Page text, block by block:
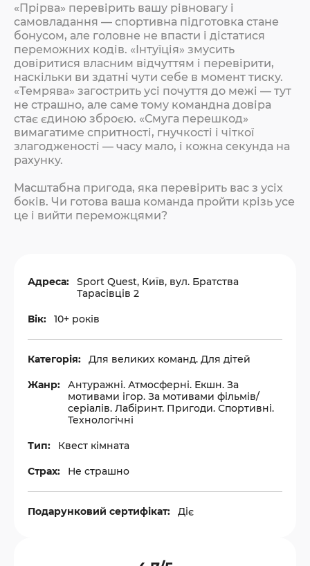
«Прірва» перевірить вашу рівновагу і
самовладання — спортивна підготовка стане
бонусом, але головне не впасти і дістатися
переможних кодів. «Інтуїція» змусить
довіритися власним відчуттям і перевірити,
наскільки ви здатні чути себе в момент тиску.
«Темрява» загострить усі почуття до межі — тут
не страшно, але саме тому командна довіра
стає єдиною зброєю. «Смуга перешкод»
вимагатиме спритності, гнучкості і чіткої
злагодженості — часу мало, і кожна секунда на
рахунку.
Масштабна пригода, яка перевірить вас з усіх
боків. Чи готова ваша команда пройти крізь усе
це і вийти переможцями?
Адреса:
Sport Quest, Київ, вул. Братства
Тарасівців 2
Вік: 10+ років
Категорія: Для великих команд. Для дітей
Жанр:
Антуражні. Атмосферні. Екшн. За
мотивами ігор. За мотивами фільмів/
серіалів. Лабіринт. Пригоди. Спортивні.
Технологічні
Тип: Квест кімната
Страх: Не страшно
Подарунковий сертифікат: Діє